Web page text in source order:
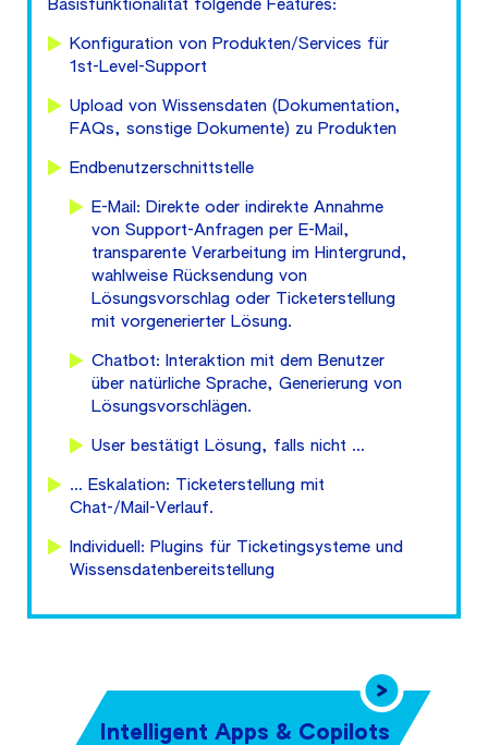
Basisfunktionalität folgende Features:
Konfiguration von Produkten/Services für
1st-Level-Support
Upload von Wissensdaten (Dokumentation,
FAQs, sonstige Dokumente) zu Produkten
Endbenutzerschnittstelle
E-Mail: Direkte oder indirekte Annahme
von Support-Anfragen per E-Mail,
transparente Verarbeitung im Hintergrund,
wahlweise Rücksendung von
Lösungsvorschlag oder Ticketerstellung
mit vorgenerierter Lösung.
Chatbot: Interaktion mit dem Benutzer
über natürliche Sprache, Generierung von
Lösungsvorschlägen.
User bestätigt Lösung, falls nicht …
… Eskalation: Ticketerstellung mit
Chat-/Mail-Verlauf.
Individuell: Plugins für Ticketingsysteme und
Wissensdatenbereitstellung
Intelligent Apps & Copilots